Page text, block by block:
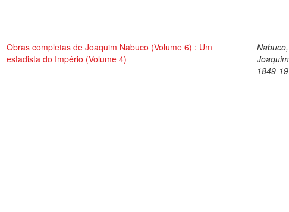
Obras completas de Joaquim Nabuco (Volume 6) : Um
estadista do Império (Volume 4)
Nabuco,
1849-